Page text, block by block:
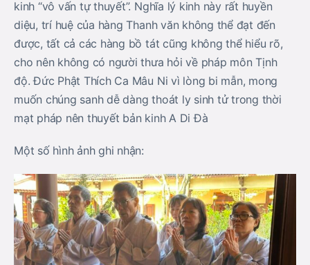
kinh “vô vấn tự thuyết”. Nghĩa lý kinh này rất huyền
diệu, trí huệ của hàng Thanh văn không thể đạt đến
được, tất cả các hàng bồ tát cũng không thể hiểu rõ,
cho nên không có người thưa hỏi về pháp môn Tịnh
độ. Đức Phật Thích Ca Mâu Ni vì lòng bi mẫn, mong
muốn chúng sanh dễ dàng thoát ly sinh tử trong thời
mạt pháp nên thuyết bản kinh A Di Đà
Một số hình ảnh ghi nhận: